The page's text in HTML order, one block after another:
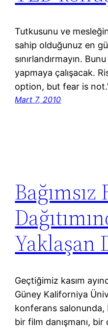
Tutkusunu ve
sahip olduğunuz en
sınırlandırmayın.
yapmaya çalışacak.
option, but fear is
Mart 7, 2010
Yaklaşan
Geçtiğimiz kasım
Güney Kaliforniya
konferans salonunda,
bir film danışmanı,